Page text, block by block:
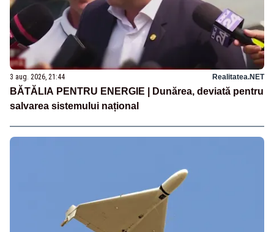
3 aug. 2026, 21:44 Realitatea.NET
BĂTĂLIA PENTRU ENERGIE | Dunărea, deviată pentru
salvarea sistemului național